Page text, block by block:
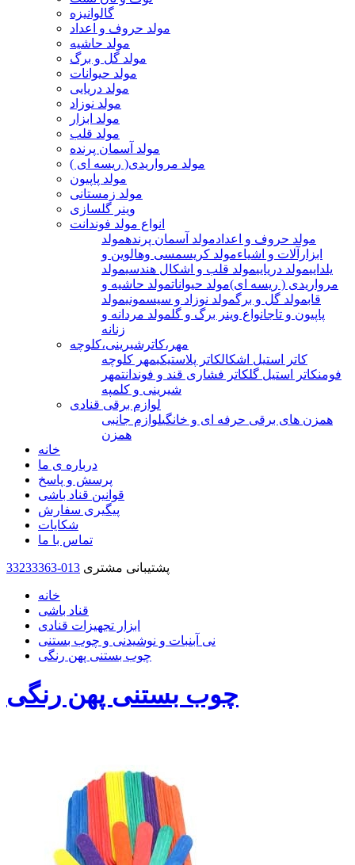
گالوانیزه
مولد حروف و اعداد
مولد حاشیه
مولد گل و برگ
مولد حیوانات
مولد دریایی
مولد نوزاد
مولد ابزار
مولد قلب
مولد آسمان پرنده
مولد مرواریدی( ریسه ای )
مولد پاپیون
مولد زمستانی
وینر گلسازی
انواع مولد فوندانت
مولد حروف و اعدادمولد آسمان پرندهمولد
ابزارآلات و اشیاءمولد کریسمسی وهالوین و
یلداییمولد دریاییمولد قلب و اشکال هندسیمولد
مرواریدی ( ریسه ای)مولد حیواناتمولد حاشیه و
قابمولد گل و برگمولد نوزاد و سیسمونیمولد
پاپیون و تاجانواع وینر برگ و گلمولد مردانه و
زنانه
مهر،کاترشیرینی،کلوچه
کاتر استیل اشکالکاتر پلاستیکیمهر کلوچه
فومنکاتر استیل گلکاتر فشاری قند و فوندانتمهر
شیرینی و کلمپه
لوازم برقی قنادی
همزن های برقی حرفه ای و خانگیلوازم جانبی
همزن
خانه
درباره ی ما
پرسش و پاسخ
قوانین قناد باشی
پیگیری سفارش
شکایات
تماس با ما
33233363-013 پشتیبانی مشتری
خانه
قناد باشی
ابزار تجهیزات قنادی
نی آبنبات و نوشیدنی و چوب بستنی
چوب بستنی پهن رنگی
چوب بستنی پهن رنگی